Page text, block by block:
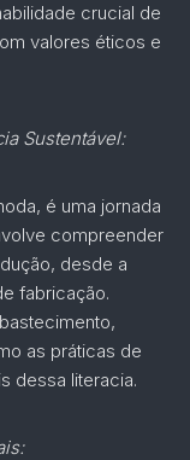
crucial de
valores éticos e
Sustentável:
é uma jornada
compreender
desde a
fabricação.
as práticas de
dessa literacia.